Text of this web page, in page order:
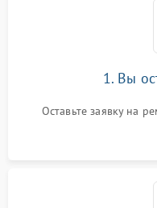
1. Вы
Оставьте заявку на